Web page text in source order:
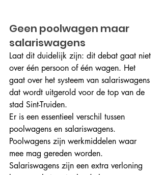
Geen poolwagen maar
salariswagens
Laat dit duidelijk zijn: dit debat gaat niet
over één persoon of één wagen. Het
gaat over het systeem van salariswagens
dat wordt uitgerold voor de top van de
stad Sint-Truiden.
Er is een essentieel verschil tussen
poolwagens en salariswagens.
Poolwagens zijn werkmiddelen waar
mee mag gereden worden.
Salariswagens zijn een extra verloning